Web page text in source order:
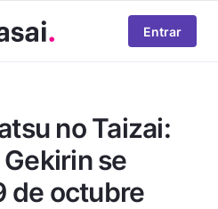
Entrar
no Taizai:
se
de octubre